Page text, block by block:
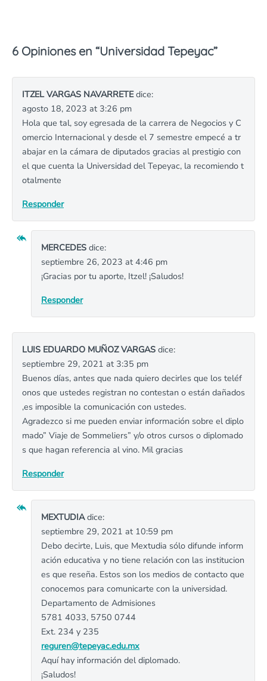
6 Opiniones en “Universidad Tepeyac”
ITZEL VARGAS NAVARRETEdice:
agosto 18, 2023 at 3:26 pm
Hola que tal, soy egresada de la carrera de Negocios y C
omercio Internacional y desde el 7 semestre empecé a tr
abajar en la cámara de diputados gracias al prestigio con
el que cuenta la Universidad del Tepeyac, la recomiendo t
otalmente
Responder
MERCEDES dice:
septiembre 26, 2023 at 4:46 pm
¡Gracias por tu aporte, Itzel! ¡Saludos!
Responder
LUIS EDUARDO MUÑOZ VARGAS dice:
septiembre 29, 2021 at 3:35 pm
Buenos días, antes que nada quiero decirles que los teléf
onos que ustedes registran no contestan o están dañados
,es imposible la comunicación con ustedes.
Agradezco si me pueden enviar información sobre el diplo
mado” Viaje de Sommeliers” y/o otros cursos o diplomado
s que hagan referencia al vino. Mil gracias
Responder
MEXTUDIAdice:
septiembre 29, 2021 at 10:59 pm
Debo decirte, Luis, que Mextudia sólo difunde inform
ación educativa y no tiene relación con las institucion
es que reseña. Estos son los medios de contacto que
conocemos para comunicarte con la universidad.
Departamento de Admisiones
5781 4033, 5750 0744
Ext. 234 y 235
reguren@tepeyac.edu.mx
Aquí hay información del diplomado.
¡Saludos!